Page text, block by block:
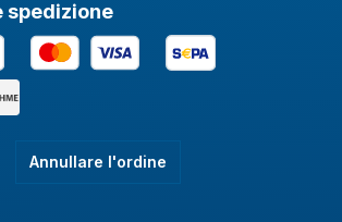
spedizione
Annullare l'ordine